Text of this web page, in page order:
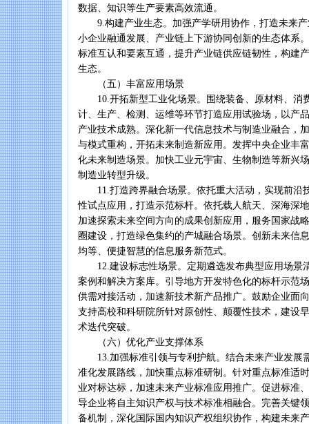
数据、知识等生产要素高效流通。
9.构建产业生态。加强产学研用协作，打造未来产
小企业融通发展、产业链上下游协同创新的生态体系
标准互认和要素互通，提升产业链供应链韧性，构建
生态。
（五）丰富应用场景
10.开拓新型工业化场景。围绕装备、原材料、消
计、生产、检测、运维等环节打造应用试验场，以产
产业技术成熟。深化新一代信息技术与制造业融合，
与模式重构，开拓未来制造新应用。发挥中央企业丰
化未来制造场景。加快工业元宇宙、生物制造等新兴
制造业转型升级。
11.打造跨界融合场景。依托重大活动，实现前沿
性试点应用，打造示范标杆。依托载人航天、深海深
加速探索未来空间方向的成果创新应用，服务国家战
圈建设，打造绿色集约的产城融合场景。创新未来信
均等、便捷智慧的信息服务新范式。
12.建设标志性场景。定期遴选发布典型应用场景
案例和解决方案库。引导地方开发特色化的标杆示范
供需对接活动，加速新技术新产品推广。鼓励企业面
支持高校和科研院所针对原创性、颠覆性技术，建设
术迭代突破。
（六）优化产业支撑体系
13.加强标准引领与专利护航。结合未来产业发展
准化发展路线，加快重点标准研制。针对重点标准适
业对标达标，加速未来产业标准应用推广。促进标准
导企业将自主知识产权与技术标准相融合。完善关键
备机制，深化国际国内知识产权组织协作，构建未来